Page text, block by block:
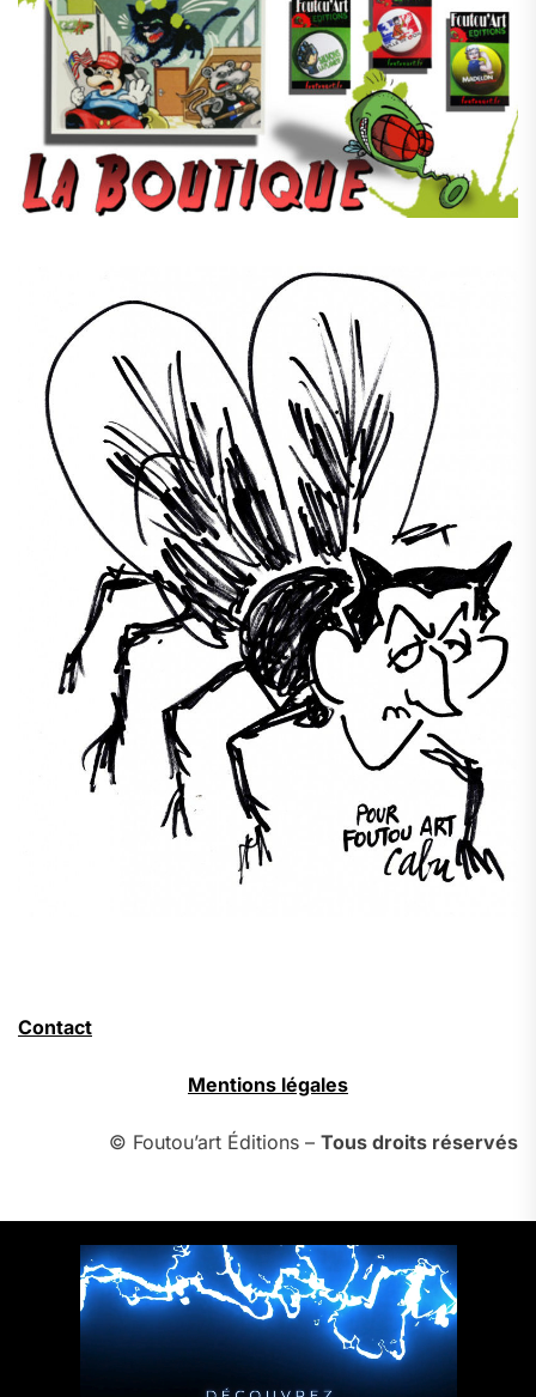
Contact
Mentions légales
© Foutou’art Éditions – Tous droits réservés